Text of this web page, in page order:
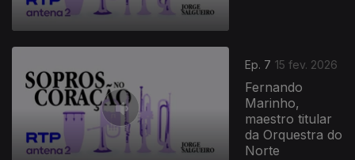
Ep. 7 15 fev. 2026
Fernando
Marinho,
maestro titular
da Orquestra do
Norte